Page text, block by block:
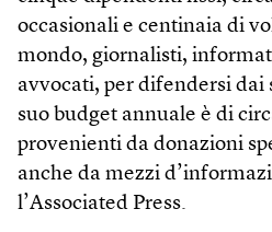
occasionali e centinaia di
mondo, giornalisti,
avvocati, per difendersi
suo budget annuale è di
provenienti da donazioni
anche da mezzi
l’Associated Press.